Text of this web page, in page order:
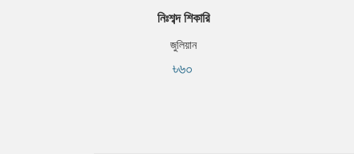
নিঃশব্দ শিকারি
জুলিয়ান
৳৬০